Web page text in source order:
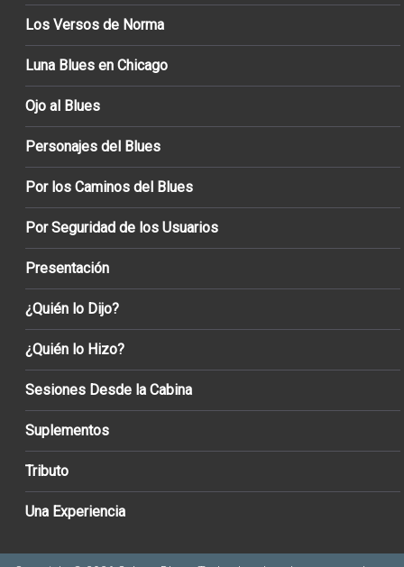
Los Versos de Norma
Luna Blues en Chicago
Ojo al Blues
Personajes del Blues
Por los Caminos del Blues
Por Seguridad de los Usuarios
Presentación
¿Quién lo Dijo?
¿Quién lo Hizo?
Sesiones Desde la Cabina
Suplementos
Tributo
Una Experiencia